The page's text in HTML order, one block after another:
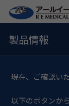
製品情報
現在、ご確認い
以下のボタンか